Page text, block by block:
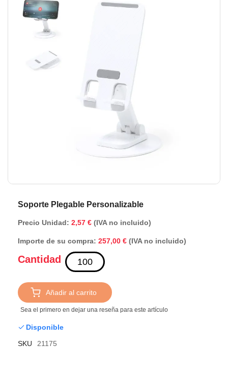
Soporte Plegable Personalizable
Precio Unidad: 2,57 € (IVA no incluido)
Importe de su compra: 257,00 € (IVA no incluido)
Cantidad
Añadir al carrito
Sea el primero en dejar una reseña para este artículo
Disponible
SKU
21175